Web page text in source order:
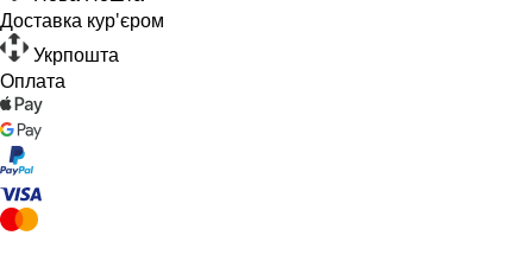
Доставка кур'єром
Укрпошта
Оплата